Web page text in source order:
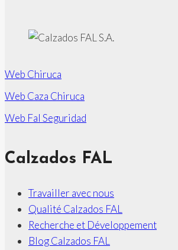
grâce
Web Chiruca
Web Caza Chiruca
Web Fal Seguridad
Calzados FAL
Travailler avec nous
Qualité Calzados FAL
Recherche et Développement
Blog Calzados FAL